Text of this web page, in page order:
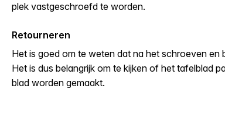
plek vastgeschroefd te worden.
Retourneren
Het is goed om te weten dat na het schroeven en
Het is dus belangrijk om te kijken of het tafelblad
blad worden gemaakt.